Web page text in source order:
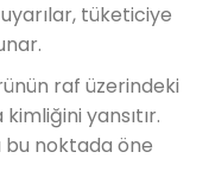
tüketiciye
raf üzerindeki
yansıtır.
bu noktada öne